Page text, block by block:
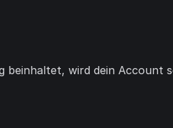
beinhaltet, wird dein Account